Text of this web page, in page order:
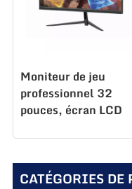
Moniteur de jeu
professionnel 32
pouces, écran LCD
CATÉGORIES DE